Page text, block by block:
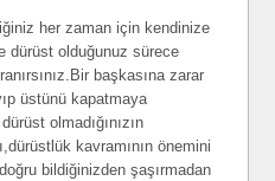
her zaman için kendinize
dürüst olduğunuz sürece
başkasına zarar
üstünü kapatmaya
olmadığınızın
kavramının önemini
bildiğinizden şaşırmadan